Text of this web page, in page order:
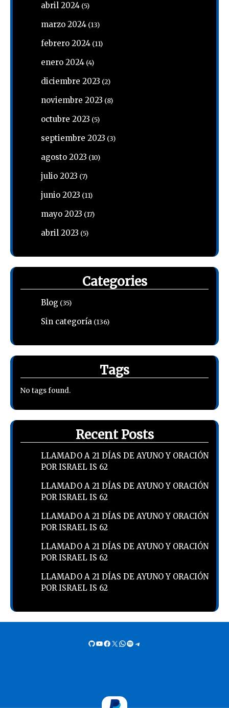
abril 2024 (5)
marzo 2024 (13)
febrero 2024 (11)
enero 2024 (4)
diciembre 2023 (2)
noviembre 2023 (8)
octubre 2023 (5)
septiembre 2023 (3)
agosto 2023 (10)
julio 2023 (7)
junio 2023 (11)
mayo 2023 (17)
abril 2023 (5)
Categories
Blog (35)
Sin categoría (136)
Tags
No tags found.
Recent Posts
LLAMADO A 21 DÍAS DE AYUNO Y ORACIÓN
POR ISRAEL IS 62
LLAMADO A 21 DÍAS DE AYUNO Y ORACIÓN
POR ISRAEL IS 62
LLAMADO A 21 DÍAS DE AYUNO Y ORACIÓN
POR ISRAEL IS 62
LLAMADO A 21 DÍAS DE AYUNO Y ORACIÓN
POR ISRAEL IS 62
LLAMADO A 21 DÍAS DE AYUNO Y ORACIÓN
POR ISRAEL IS 62
GitHub YouTube Facebook X WhatsApp Spotify Telegram